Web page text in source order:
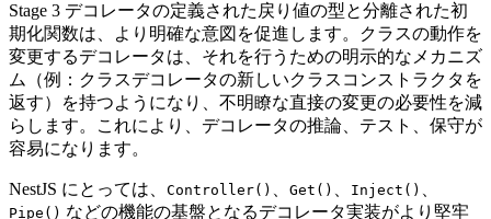
Stage 3 デコレータの定義された戻り値の型と分離された初
期化関数は、より明確な意図を促進します。クラスの動作を
変更するデコレータは、それを行うための明示的なメカニズ
ム（例：クラスデコレータの新しいクラスコンストラクタを
返す）を持つようになり、不明瞭な直接の変更の必要性を減
らします。これにより、デコレータの推論、テスト、保守が
容易になります。
NestJS にとっては、 Controller() Get() Inject()
Pipe() などの機能の基盤となるデコレータ実装がより堅牢